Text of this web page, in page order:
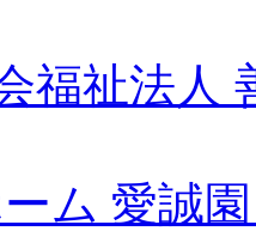
福祉法人
ーム 愛誠